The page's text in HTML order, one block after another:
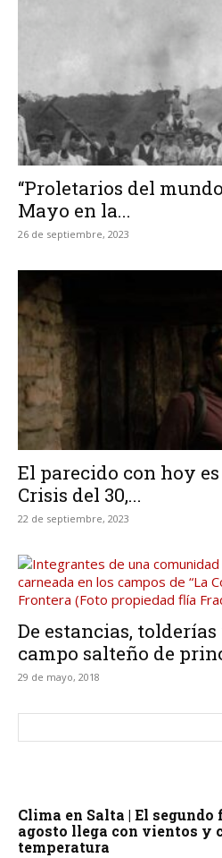
“Proletarios del mundo
Mayo en la...
26 de septiembre, 2023
El parecido con hoy
Crisis del 30,...
22 de septiembre, 2023
De estancias,
campo salteño de
29 de mayo, 2018
Clima en Salta | El segundo
agosto llega con vientos y
temperatura